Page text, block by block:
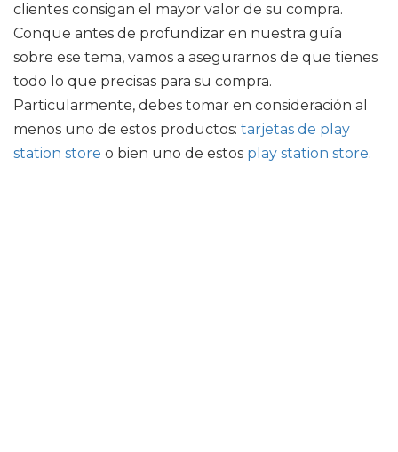
clientes consigan el mayor valor de su compra.
Conque antes de profundizar en nuestra guía
sobre ese tema, vamos a asegurarnos de que tienes
todo lo que precisas para su compra.
Particularmente, debes tomar en consideración al
menos uno de estos productos: tarjetas de play
station store o bien uno de estos play station store.